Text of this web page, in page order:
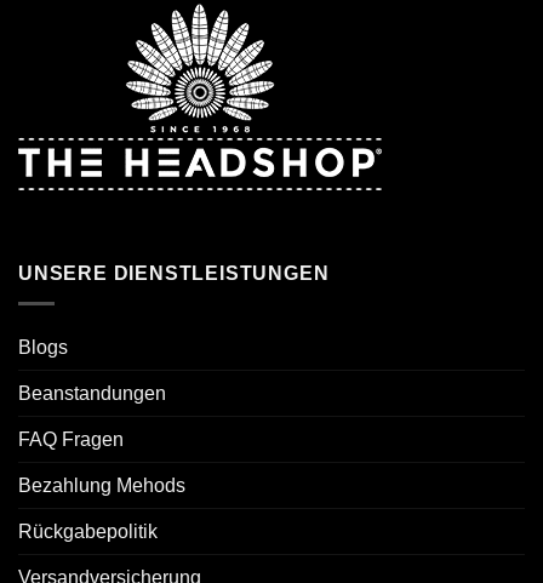
UNSERE DIENSTLEISTUNGEN
Blogs
Beanstandungen
FAQ Fragen
Bezahlung Mehods
Rückgabepolitik
Versandversicherung